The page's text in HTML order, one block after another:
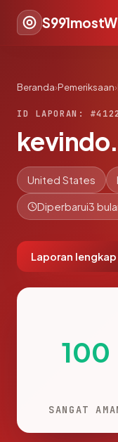
Beranda›Pemeriksaan›
ID LAPORAN:
United States
Diperbarui3
Laporan
100
SANGAT